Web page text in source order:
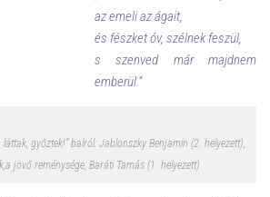
az emeli az ágait,
és fészket óv, szélnek feszül,
s szenved már majdnem
emberül.”
győztek!” balról: Jablonszky Benjamin (2. helyezett),
jövő reménysége, Baráti Tamás (1. helyezett)